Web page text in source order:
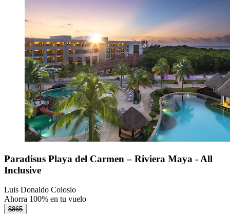
Paradisus Playa del Carmen – Riviera Maya - All
Inclusive
Luis Donaldo Colosio
Ahorra 100% en tu vuelo
$865